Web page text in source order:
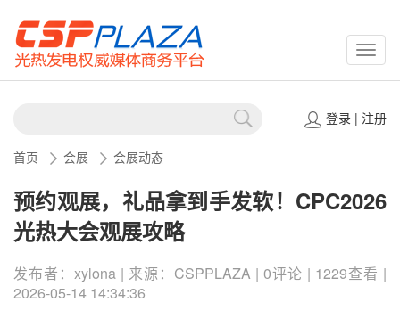
登录| 注册
首页 会展 会展动态
预约观展，礼品拿到手发软！CPC2026
光热大会观展攻略
发布者：xylona | 来源：CSPPLAZA | 0评论 | 1229查看 |
2026-05-14 14:34:36